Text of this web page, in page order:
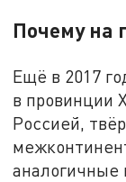
Почему на
Ещё в 2017
в провинции
Россией,